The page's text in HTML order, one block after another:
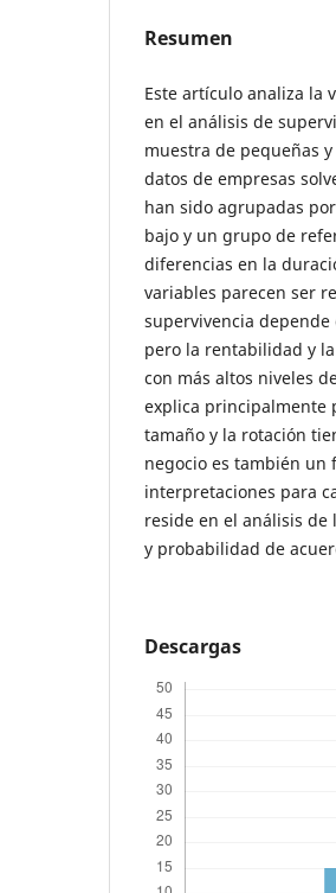
Resumen
Este artículo analiza la
en el análisis de
muestra de pequeñas
datos de empresas
han sido agrupadas
bajo y un grupo de
diferencias en la
variables parecen ser
supervivencia
pero la rentabilidad y
con más altos niveles
explica principalmente
tamaño y la rotación
negocio es también un
interpretaciones para
reside en el análisis de
y probabilidad de
Descargas